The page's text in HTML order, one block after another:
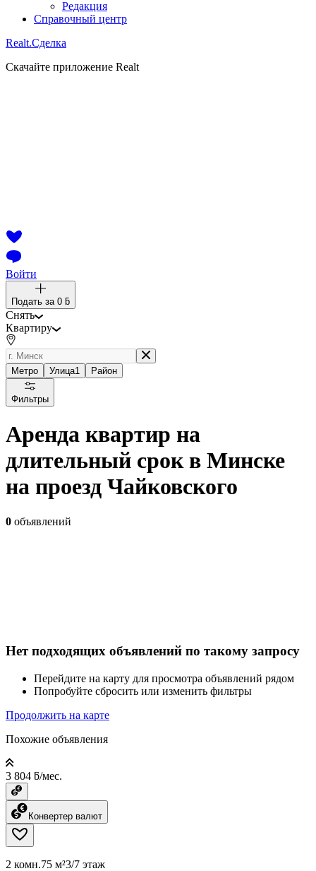
Редакция
Справочный центр
Realt.Сделка
Скачайте приложение Realt
Войти
Подать за 0 ƃ
Снять
Квартиру
Метро Улица1 Район
Фильтры
Аренда квартир на
длительный срок в Минске
на проезд Чайковского
0 объявлений
Нет подходящих объявлений по такому запросу
Перейдите на карту для просмотра объявлений рядом
Попробуйте сбросить или изменить фильтры
Продолжить на карте
Похожие объявления
3 804 ƃ/мес.
Конвертер валют
2 комн.75 м²3/7 этаж